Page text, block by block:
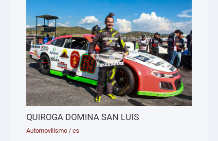
QUIROGA DOMINA SAN LUIS
Automovilismo /es